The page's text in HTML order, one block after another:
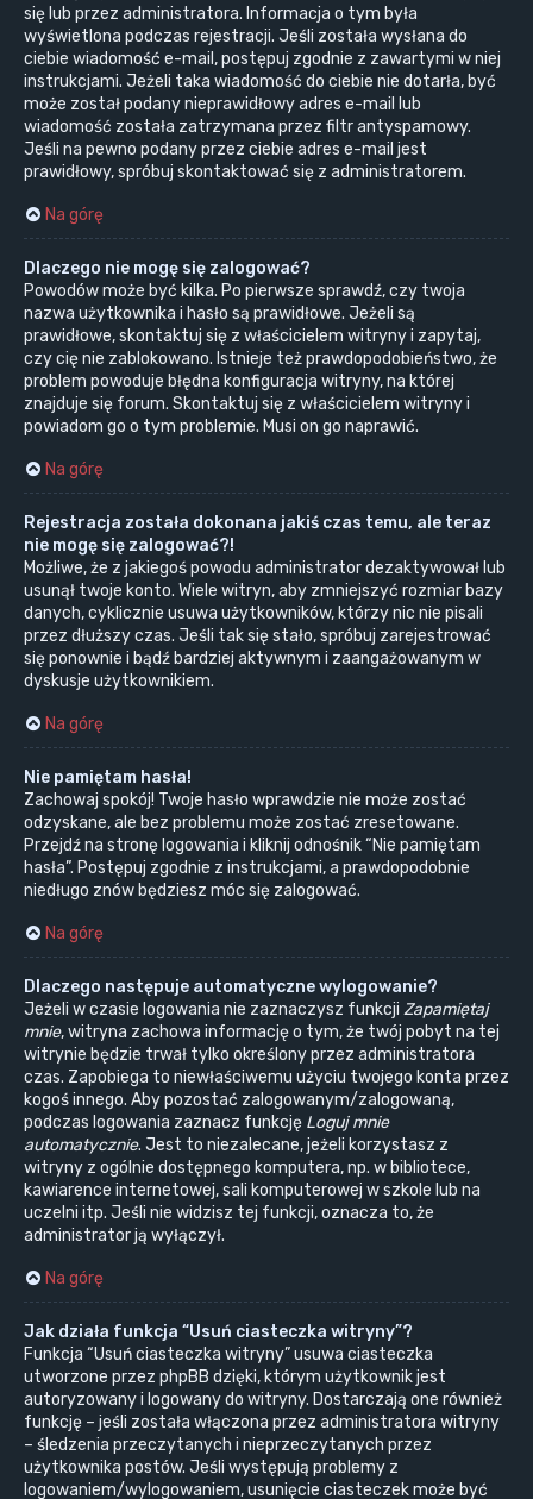
się lub przez administratora. Informacja o tym była
wyświetlona podczas rejestracji. Jeśli została wysłana do
ciebie wiadomość e-mail, postępuj zgodnie z zawartymi w niej
instrukcjami. Jeżeli taka wiadomość do ciebie nie dotarła, być
może został podany nieprawidłowy adres e-mail lub
wiadomość została zatrzymana przez filtr antyspamowy.
Jeśli na pewno podany przez ciebie adres e-mail jest
prawidłowy, spróbuj skontaktować się z administratorem.
Na górę
Dlaczego nie mogę się zalogować?
Powodów może być kilka. Po pierwsze sprawdź, czy twoja
nazwa użytkownika i hasło są prawidłowe. Jeżeli są
prawidłowe, skontaktuj się z właścicielem witryny i zapytaj,
czy cię nie zablokowano. Istnieje też prawdopodobieństwo, że
problem powoduje błędna konfiguracja witryny, na której
znajduje się forum. Skontaktuj się z właścicielem witryny i
powiadom go o tym problemie. Musi on go naprawić.
Na górę
Rejestracja została dokonana jakiś czas temu, ale teraz
nie mogę się zalogować?!
Możliwe, że z jakiegoś powodu administrator dezaktywował lub
usunął twoje konto. Wiele witryn, aby zmniejszyć rozmiar bazy
danych, cyklicznie usuwa użytkowników, którzy nic nie pisali
przez dłuższy czas. Jeśli tak się stało, spróbuj zarejestrować
się ponownie i bądź bardziej aktywnym i zaangażowanym w
dyskusje użytkownikiem.
Na górę
Nie pamiętam hasła!
Zachowaj spokój! Twoje hasło wprawdzie nie może zostać
odzyskane, ale bez problemu może zostać zresetowane.
Przejdź na stronę logowania i kliknij odnośnik “Nie pamiętam
hasła”. Postępuj zgodnie z instrukcjami, a prawdopodobnie
niedługo znów będziesz móc się zalogować.
Na górę
Dlaczego następuje automatyczne wylogowanie?
Jeżeli w czasie logowania nie zaznaczysz funkcji Zapamiętaj
mnie, witryna zachowa informację o tym, że twój pobyt na tej
witrynie będzie trwał tylko określony przez administratora
czas. Zapobiega to niewłaściwemu użyciu twojego konta przez
kogoś innego. Aby pozostać zalogowanym/zalogowaną,
podczas logowania zaznacz funkcję Loguj mnie
automatycznie. Jest to niezalecane, jeżeli korzystasz z
witryny z ogólnie dostępnego komputera, np. w bibliotece,
kawiarence internetowej, sali komputerowej w szkole lub na
uczelni itp. Jeśli nie widzisz tej funkcji, oznacza to, że
administrator ją wyłączył.
Na górę
Jak działa funkcja “Usuń ciasteczka witryny”?
Funkcja “Usuń ciasteczka witryny” usuwa ciasteczka
utworzone przez phpBB dzięki, którym użytkownik jest
autoryzowany i logowany do witryny. Dostarczają one również
funkcję – jeśli została włączona przez administratora witryny
– śledzenia przeczytanych i nieprzeczytanych przez
użytkownika postów. Jeśli występują problemy z
logowaniem/wylogowaniem, usunięcie ciasteczek może być